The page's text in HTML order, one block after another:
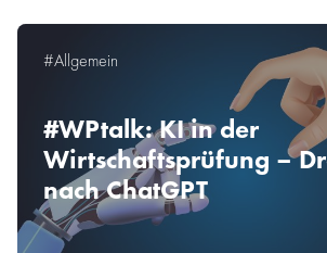
#Allgemein
#WPtalk: KI in der
Wirtschaftsprüfung –
nach ChatGPT